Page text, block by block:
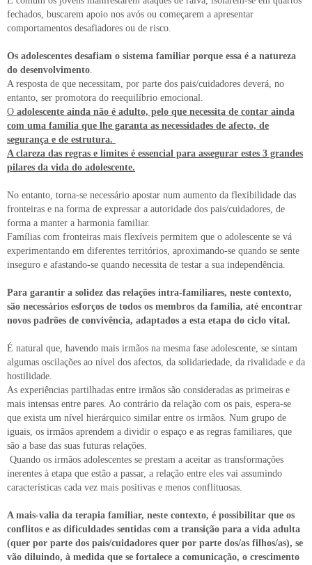
fechados, buscarem apoio nos avós ou começarem a apresentar
comportamentos desafiadores ou de risco.
Os adolescentes desafiam o sistema familiar porque essa é a natureza
do desenvolvimento.
A resposta de que necessitam, por parte dos pais/cuidadores deverá, no
entanto, ser promotora do reequilíbrio emocional.
O adolescente ainda não é adulto, pelo que necessita de contar ainda
com uma família que lhe garanta as necessidades de afecto, de
segurança e de estrutura.
A clareza das regras e limites é essencial para assegurar estes 3 grandes
pilares da vida do adolescente.
No entanto, torna-se necessário apostar num aumento da flexibilidade das
fronteiras e na forma de expressar a autoridade dos pais/cuidadores, de
forma a manter a harmonia familiar.
Famílias com fronteiras mais flexíveis permitem que o adolescente se vá
experimentando em diferentes territórios, aproximando-se quando se sente
inseguro e afastando-se quando necessita de testar a sua independência.
Para garantir a solidez das relações intra-familiares, neste contexto,
são necessários esforços de todos os membros da família, até encontrar
novos padrões de convivência, adaptados a esta etapa do ciclo vital.
É natural que, havendo mais irmãos na mesma fase adolescente, se sintam
algumas oscilações ao nível dos afectos, da solidariedade, da rivalidade e da
hostilidade.
As experiências partilhadas entre irmãos são consideradas as primeiras e
mais intensas entre pares. Ao contrário da relação com os pais, espera-se
que exista um nível hierárquico similar entre os irmãos. Num grupo de
iguais, os irmãos aprendem a dividir o espaço e as regras familiares, que
são a base das suas futuras relações.
Quando os irmãos adolescentes se prestam a aceitar as transformações
inerentes à etapa que estão a passar, a relação entre eles vai assumindo
características cada vez mais positivas e menos conflituosas.
A mais-valia da terapia familiar, neste contexto, é possibilitar que os
conflitos e as dificuldades sentidas com a transição para a vida adulta
(quer por parte dos pais/cuidadores quer por parte dos/as filhos/as), se
vão diluindo, à medida que se fortalece a comunicação, o crescimento